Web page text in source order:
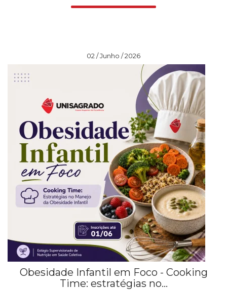
02 / Junho / 2026
Obesidade Infantil em Foco - Cooking
Time: estratégias no...